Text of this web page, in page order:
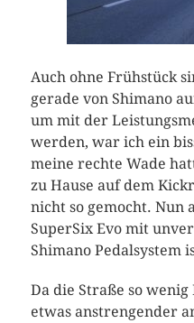
Auch ohne Frühstück
gerade von Shimano
um mit der
werden, war ich ein
meine rechte Wade
zu Hause auf dem
nicht so gemocht. Nun
SuperSix Evo mit
Shimano Pedalsystem
Da die Straße so
etwas anstrengender